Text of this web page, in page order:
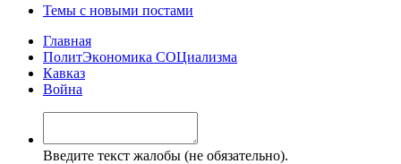
Темы с новыми постами
Главная
ПoлитЭкoнoмика СOЦиализма
Кавказ
Война
Введите текст жалобы (не обязательно).